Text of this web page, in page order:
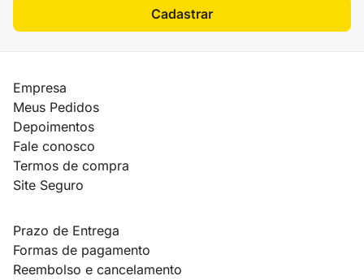
Cadastrar
Empresa
Meus Pedidos
Depoimentos
Fale conosco
Termos de compra
Site Seguro
Prazo de Entrega
Formas de pagamento
Reembolso e cancelamento